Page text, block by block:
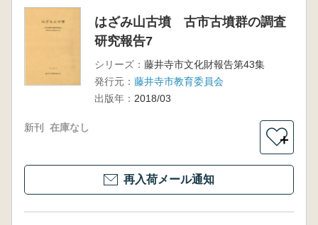
はざみ山古墳 古市古墳群の調査
研究報告7
シリーズ： 藤井寺市文化財報告第43集
発行元： 藤井寺市教育委員会
出版年： 2018/03
新刊 在庫なし
＋
再入荷メール通知